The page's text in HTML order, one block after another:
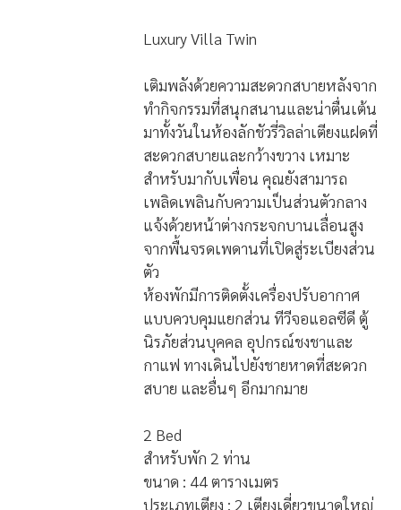
ห้องน้ำ : 1
Luxury Villa Twin
เติมพลังด้วยความสะดวกสบายหลังจาก
ทำกิจกรรมที่สนุกสนานและน่าตื่นเต้น
มาทั้งวันในห้องลักชัวรี่วิลล่าเตียงแฝดที่
สะดวกสบายและกว้างขวาง เหมาะ
สำหรับมากับเพื่อน คุณยังสามารถ
เพลิดเพลินกับความเป็นส่วนตัวกลาง
แจ้งด้วยหน้าต่างกระจกบานเลื่อนสูง
จากพื้นจรดเพดานที่เปิดสู่ระเบียงส่วน
ตัว
ห้องพักมีการติดตั้งเครื่องปรับอากาศ
แบบควบคุมแยกส่วน ทีวีจอแอลซีดี ตู้
นิรภัยส่วนบุคคล อุปกรณ์ชงชาและ
สบาย และอื่นๆ อีกมากมาย
2 Bed
สำหรับพัก 2 ท่าน